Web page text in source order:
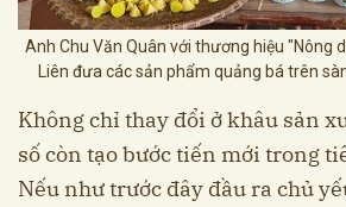
Anh Chu Văn Quân với thương hiệu "Nông
Liên đưa các sản phẩm quảng bá trên
Không chỉ thay đổi ở khâu sản
số còn tạo bước tiến mới trong
Nếu như trước đây đầu ra chủ